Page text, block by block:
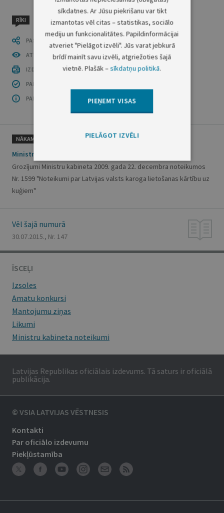
RĪKI
PASTĀSTI CITIEM
ATVĒRT PUBLIKĀCIJU (PDF)
IZDRUKĀT PUBLIKĀCIJU
PAR INFORMĀCIJAS DROŠĪBU
PAR ŠO GRUPU
NĀKAMAIS
Ministru kabineta noteikumi Nr.427
Grozījumi Ministru kabineta 2009. gada 22. decembra noteikumos
Nr. 1599 "Noteikumi par Latvijas valsts karoga lietošanas kārtību uz
kuģiem"
Vēl šajā numurā
30.07.2015., Nr. 147
ĪSCEĻI
Izsoles
Amatu konkursi
Mantojumu ziņas
Likumi
Ministru kabineta noteikumi
Latvijas Republikas oficiālais izdevums. Tā saturs ir oficiālā
publikācija.
© VSIA LATVIJAS VĒSTNESIS
Kontakti
Par oficiālo izdevumu
Piekļūstamība
sīkdatnes. Ar Jūsu piekrišanu var tikt
izmantotas vēl citas – statistikas, sociālo
mediju un funkcionalitātes. Papildinformācijai
atveriet "Pielāgot izvēli". Jūs varat jebkurā
brīdī mainīt savu izvēli, atgriežoties šajā
vietnē. Plašāk –sīkdatņu politikā.
PIEŅEMT VISAS
PIELĀGOT IZVĒLI